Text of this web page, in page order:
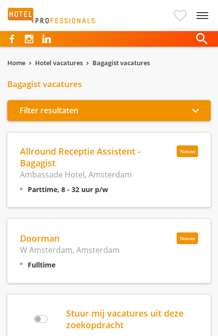
Hotelprofessionals
Home Hotel vacatures Bagagist vacatures
Bagagist vacatures
Filter resultaten
Nieuw
Allround Receptie Assistent -
Bagagist
Ambassade Hotel, Amsterdam
Parttime, 8 - 32 uur p/w
Nieuw
Doorman
W Amsterdam, Amsterdam
Fulltime
Stuur mij vacatures uit deze
zoekopdracht